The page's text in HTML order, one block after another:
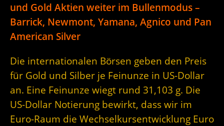
und Gold Aktien weiter im Bullenmodus –
Barrick, Newmont, Yamana, Agnico und Pan
American Silver
Die internationalen Börsen geben den Preis
für Gold und Silber je Feinunze in US-Dollar
an. Eine Feinunze wiegt rund 31,103 g. Die
US-Dollar Notierung bewirkt, dass wir im
Euro-Raum die Wechselkursentwicklung Euro